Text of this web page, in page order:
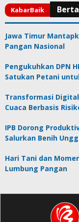
Jawa Timur
Pangan Nasional
Pengukuhkan DPN
Satukan Petani
Transformasi Digital
Cuaca Berbasis
IPB Dorong
Salurkan Benih
Hari Tani dan
Lumbung Pangan